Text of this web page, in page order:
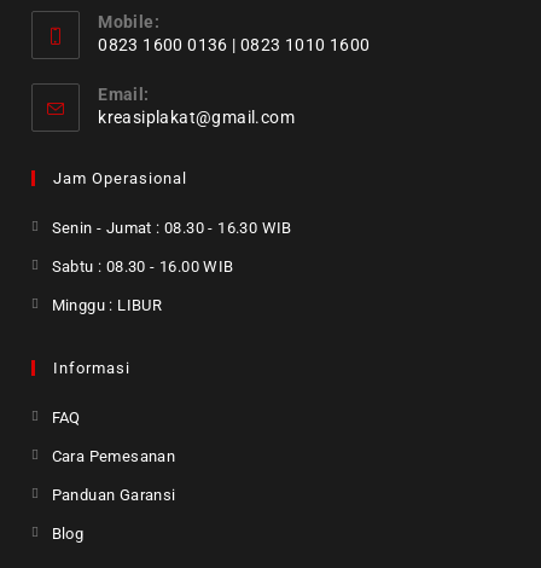
Mobile:
0823 1600 0136 | 0823 1010 1600
Email:
kreasiplakat@gmail.com
Jam Operasional
Senin - Jumat : 08.30 - 16.30 WIB
Sabtu : 08.30 - 16.00 WIB
Minggu : LIBUR
Informasi
FAQ
Cara Pemesanan
Panduan Garansi
Blog